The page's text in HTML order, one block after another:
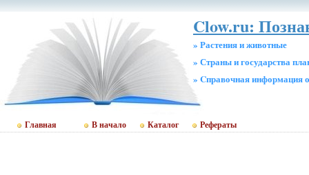
Clow.ru:
» Растения и животные
» Страны и государства
» Cправочная информация
Главная В начало Каталог Рефераты